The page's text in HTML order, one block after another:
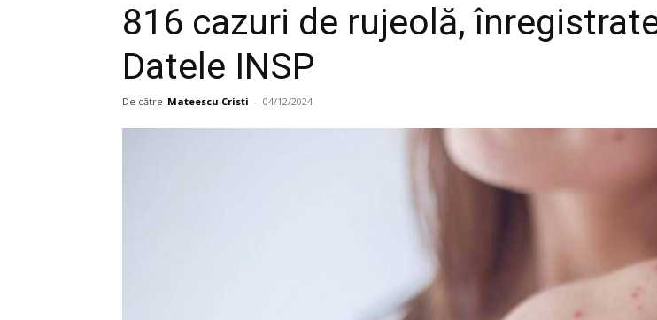
816 cazuri de rujeolă,
Datele INSP
De către Mateescu Cristi - 04/12/2024